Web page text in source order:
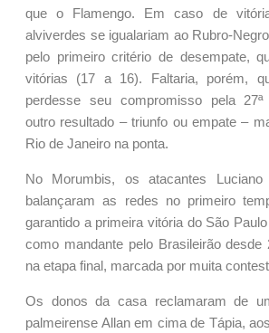
que o Flamengo. Em caso de
alviverdes se igualariam ao Rubro-
pelo primeiro critério de desempate,
vitórias (17 a 16). Faltaria, porém,
perdesse seu compromisso pela 27ª
outro resultado – triunfo ou empate –
Rio de Janeiro na ponta.
No Morumbis, os atacantes
balançaram as redes no primeiro
garantido a primeira vitória do São
como mandante pelo Brasileirão desde
na etapa final, marcada por muita
Os donos da casa reclamaram de
palmeirense Allan em cima de Tápia,